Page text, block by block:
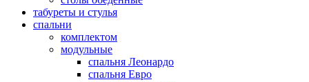
табуреты и стулья
спальни
комплектом
модульные
спальня Леонардо
спальня Евро